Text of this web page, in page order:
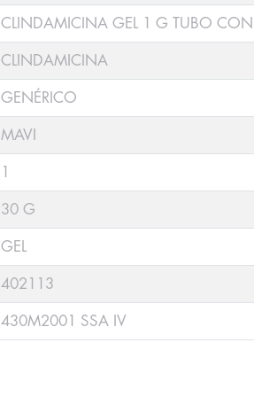
CLINDAMICINA GEL 1 G TUBO
CLINDAMICINA
GENÉRICO
MAVI
1
30 G
GEL
402113
430M2001 SSA IV